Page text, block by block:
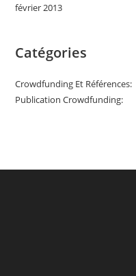
février 2013
Catégories
Crowdfunding Et Références:
Publication Crowdfunding: